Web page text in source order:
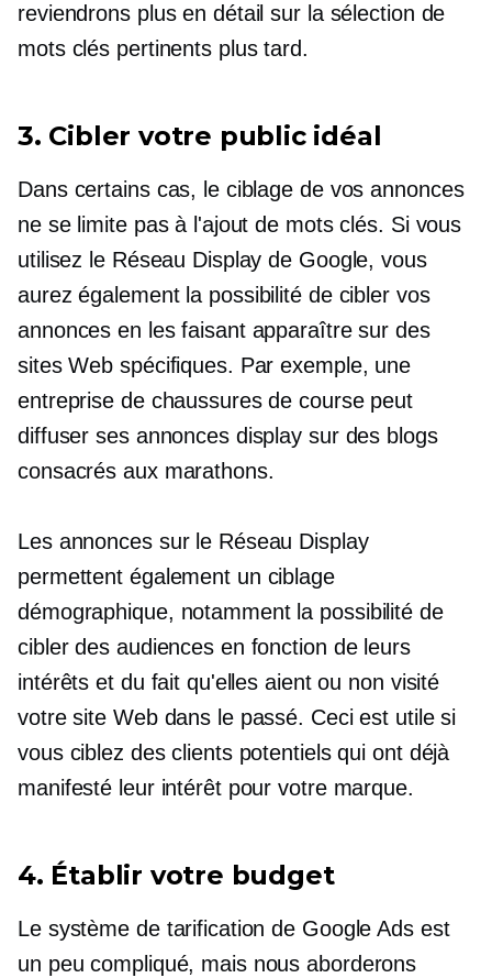
reviendrons plus en détail sur la sélection de
mots clés pertinents plus tard.
3. Cibler votre public idéal
Dans certains cas, le ciblage de vos annonces
ne se limite pas à l'ajout de mots clés. Si vous
utilisez le Réseau Display de Google, vous
aurez également la possibilité de cibler vos
annonces en les faisant apparaître sur des
sites Web spécifiques. Par exemple, une
entreprise de chaussures de course peut
diffuser ses annonces display sur des blogs
consacrés aux marathons.
Les annonces sur le Réseau Display
permettent également un ciblage
démographique, notamment la possibilité de
cibler des audiences en fonction de leurs
intérêts et du fait qu'elles aient ou non visité
votre site Web dans le passé. Ceci est utile si
vous ciblez des clients potentiels qui ont déjà
manifesté leur intérêt pour votre marque.
4. Établir votre budget
Le système de tarification de Google Ads est
un peu compliqué, mais nous aborderons